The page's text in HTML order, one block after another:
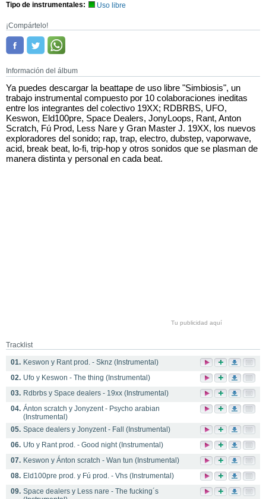
Tipo de instrumentales: Uso libre
¡Compártelo!
Información del álbum
Ya puedes descargar la beattape de uso libre "Simbiosis", un
trabajo instrumental compuesto por 10 colaboraciones ineditas
entre los integrantes del colectivo 19XX; RDBRBS, UFO,
Keswon, Eld100pre, Space Dealers, JonyLoops, Rant, Anton
Scratch, Fú Prod, Less Nare y Gran Master J. 19XX, los nuevos
exploradores del sonido; rap, trap, electro, dubstep, vaporwave,
acid, break beat, lo-fi, trip-hop y otros sonidos que se plasman de
manera distinta y personal en cada beat.
Tu publicidad aquí
Tracklist
01. Keswon y Rant prod. - Sknz (Instrumental)
02. Ufo y Keswon - The thing (Instrumental)
03. Rdbrbs y Space dealers - 19xx (Instrumental)
04. Ánton scratch y Jonyzent - Psycho arabian
(Instrumental)
05. Space dealers y Jonyzent - Fall (Instrumental)
06. Ufo y Rant prod. - Good night (Instrumental)
07. Keswon y Ánton scratch - Wan tun (Instrumental)
08. Eld100pre prod. y Fú prod. - Vhs (Instrumental)
09. Space dealers y Less nare - The fucking´s